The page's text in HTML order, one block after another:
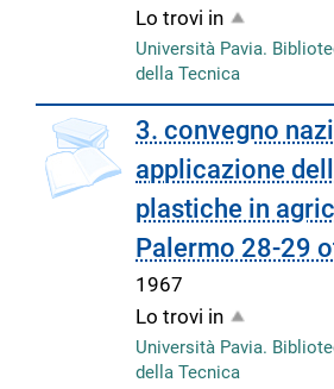
Lo trovi in
Università Pavia.
della Tecnica
copertina
3. convegno
applicazione
plastiche in
Palermo 28-29
1967
Lo trovi in
Università Pavia.
della Tecnica